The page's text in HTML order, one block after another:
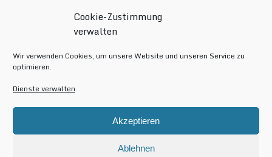
Cookie-Zustimmung
verwalten
Wir verwenden Cookies, um unsere Website und unseren Service zu
optimieren.
Dienste verwalten
Akzeptieren
Ablehnen
Was macht urbane Lebensqualität wirklich aus?
Grüne Oasen in Berlin
Festival of Lights Berlin 2024
Gesund schlafen im modernen Alltag